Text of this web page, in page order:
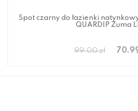
Spot czarny do łazienki
QUARDIP Zuma
99.00 zł